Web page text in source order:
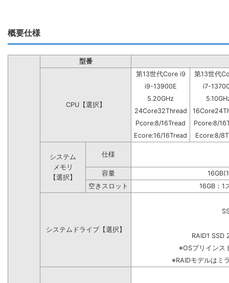
概要仕様
型番
CPU【選択】
第13世代Core i9
第13世代
i9-13900E
i7-
5.20GHz
24Core32Thread
Pcore:8/16Tread
Pcore:8/
Ecore:16/16Tread
Ecore:8/
システム
メモリ
【選択】
仕様
容量
空きスロット
16GB：1
システムドライブ【選択】
RAID1 SSD
※OSプリインス
※RAIDモデルはミ